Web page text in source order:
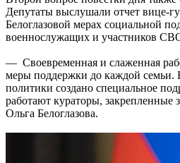
Депутаты выслушали отчет вице-
Белоглазовой мерах социальной
военнослужащих и участников
— Своевременная и слаженная
меры поддержки до каждой семьи.
политики создано специальное
работают кураторы, закрепленные
Ольга Белоглазова.